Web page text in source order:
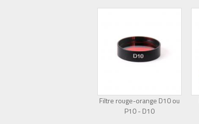
Filtre rouge-orange D10 ou
P10 - D10